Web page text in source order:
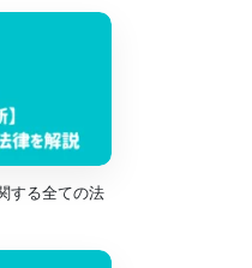
する全ての法